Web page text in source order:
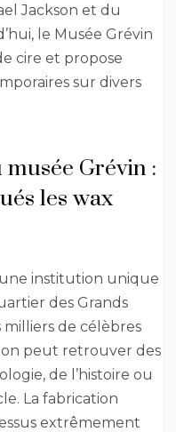
Jackson et du
le Musée Grévin
cire et propose
sur divers
Grévin :
les wax
une institution unique
des Grands
de célèbres
peut retrouver des
de l’histoire ou
La fabrication
extrêmement